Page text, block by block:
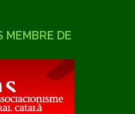
MEMBRE DE